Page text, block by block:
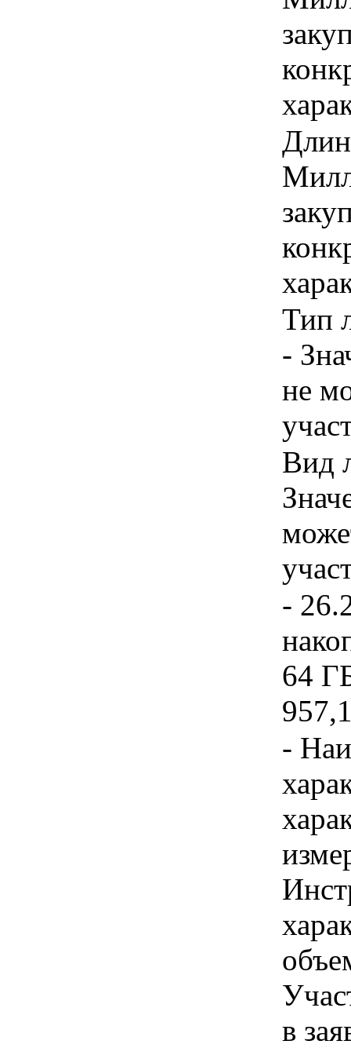
Тип
-
не
Вид
-
64
-
в